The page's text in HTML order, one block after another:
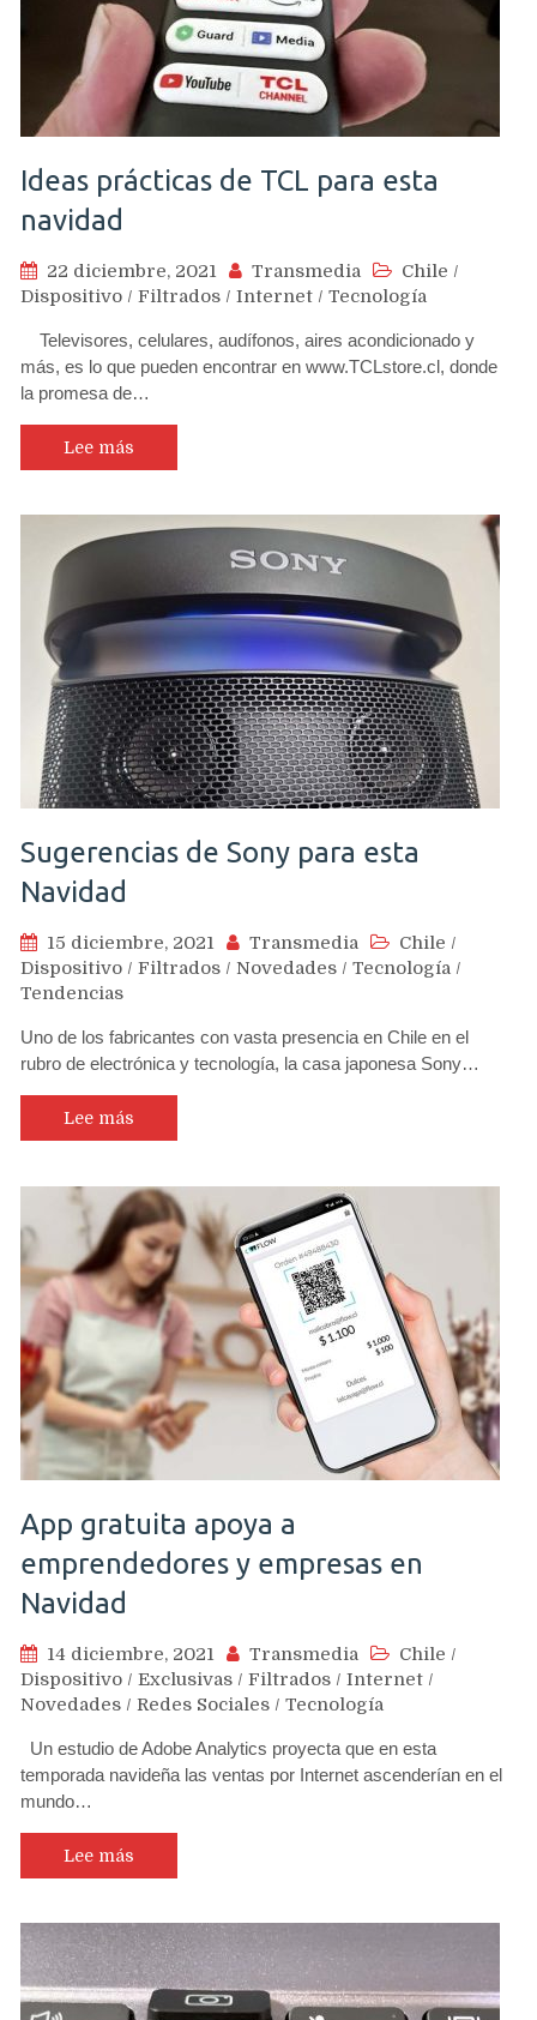
Ideas prácticas de TCL para esta
navidad
22 diciembre, 2021 Transmedia Chile /
Dispositivo / Filtrados / Internet / Tecnología
Televisores, celulares, audífonos, aires acondicionado y
más, es lo que pueden encontrar en www.TCLstore.cl, donde
la promesa de…
Lee más
Sugerencias de Sony para esta
Navidad
15 diciembre, 2021 Transmedia Chile /
Dispositivo / Filtrados / Novedades / Tecnología /
Tendencias
Uno de los fabricantes con vasta presencia en Chile en el
rubro de electrónica y tecnología, la casa japonesa Sony…
Lee más
App gratuita apoya a
emprendedores y empresas en
Navidad
14 diciembre, 2021 Transmedia Chile /
Dispositivo / Exclusivas / Filtrados / Internet /
Novedades / Redes Sociales / Tecnología
Un estudio de Adobe Analytics proyecta que en esta
temporada navideña las ventas por Internet ascenderían en el
mundo…
Lee más